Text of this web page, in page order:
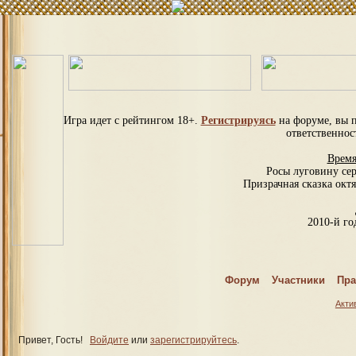
Форум Участники
Игра идет с рейтингом 18+. Регистрируясьна форуме, вы
Росы луговину
Призрачная сказка
2010-й
Привет, Гость! Войдите или зарегистрируйтесь